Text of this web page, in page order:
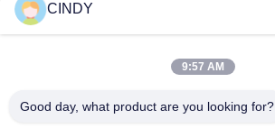
CINDY
9:57 AM
Good day, what product are you looking for?